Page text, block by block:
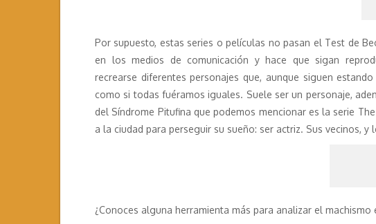
Por supuesto, estas series o películas no pasan el Test de
en los medios de comunicación y hace que sigan
recrearse diferentes personajes que, aunque siguen
como si todas fuéramos iguales. Suele ser un personaje,
del Síndrome Pitufina que podemos mencionar es la serie
a la ciudad para perseguir su sueño: ser actriz. Sus vecinos,
¿Conoces alguna herramienta más para analizar el